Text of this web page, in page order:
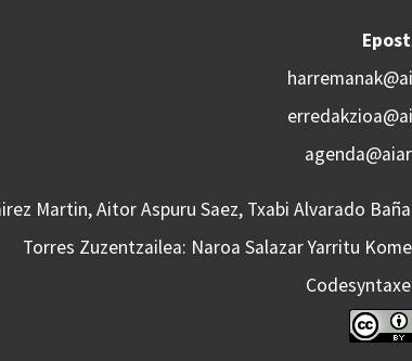
Martin, Aitor Aspuru Saez, Txabi Alvarado
Torres Zuzentzailea: Naroa Salazar Yarritu